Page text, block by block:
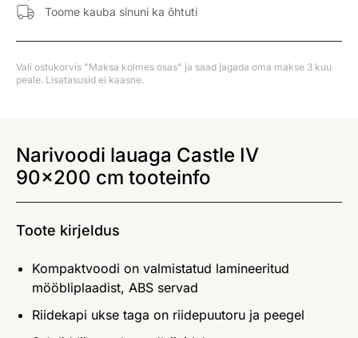
Toome kauba sinuni ka õhtuti
Vali ostukorvis "Maksa kolmes osas" ja saad jagada oma makse 3 kuu
peale. Lisatasusid ei kaasne.
Narivoodi lauaga Castle IV
90x200 cm tooteinfo
Toote kirjeldus
Kompaktvoodi on valmistatud lamineeritud
mööbliplaadist, ABS servad
Riidekapi ukse taga on riidepuutoru ja peegel